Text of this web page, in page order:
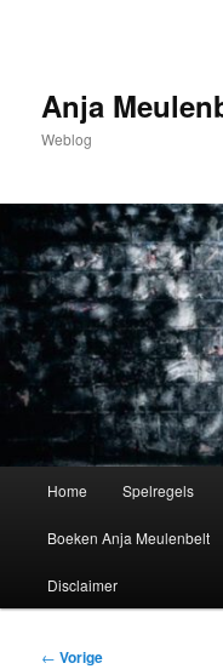
inhoudAnja
Weblog
Home Spelregels
Boeken Anja Meulenbelt
Disclaimer
Bericht
← Vorige